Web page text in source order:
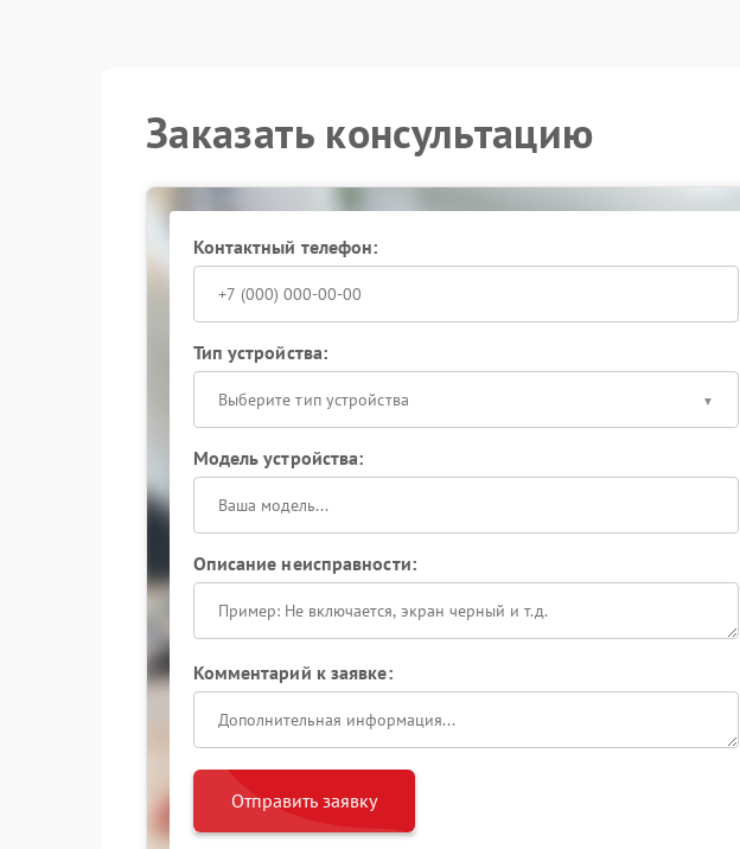
Заказать консультацию
Контактный телефон:
Тип устройства:
Выберите тип устройства
Модель устройства:
Описание неисправности:
Комментарий к заявке:
Отправить заявку